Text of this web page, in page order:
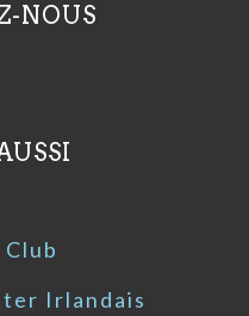
NOUS
Irlandais